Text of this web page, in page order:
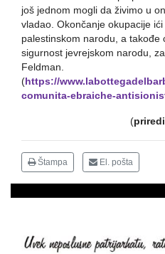
još jednom mogli da živimo u
vladao. Okončanje okupacije
palestinskom narodu, a takođe
sigurnost jevrejskom narodu,
Feldman.
( https://
comunita-ebraiche-
(
Štampa El. pošta